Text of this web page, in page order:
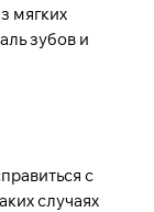
мягких
зубов и
с
случаях